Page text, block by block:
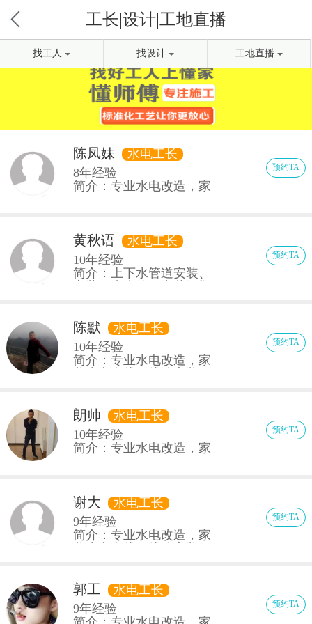
工长|设计|工地直播
找工人 找设计 工地直播
陈凤妹
水电工长
8年经验
简介：专业水电改造，家
金安装
预约TA
黄秋语
水电工长
10年经验
简介：上下水管道安装、
表、安装洗菜盆或洗脸
盆、安装浴缸(普通、小
型)、安装浴缸(按摩、大
型)等
预约TA
陈默
水电工长
10年经验
简介：专业水电改造，家
浴安装，五金安装等
预约TA
朗帅
水电工长
10年经验
简介：专业水电改造，家
金安装
预约TA
谢大
水电工长
9年经验
简介：专业水电改造，家
金安装
预约TA
郭工
水电工长
9年经验
预约TA